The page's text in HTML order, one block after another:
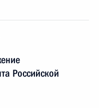
Российской